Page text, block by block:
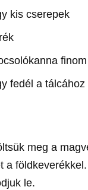
kis cserepek
fedél a tálcához
meg a
a
le.